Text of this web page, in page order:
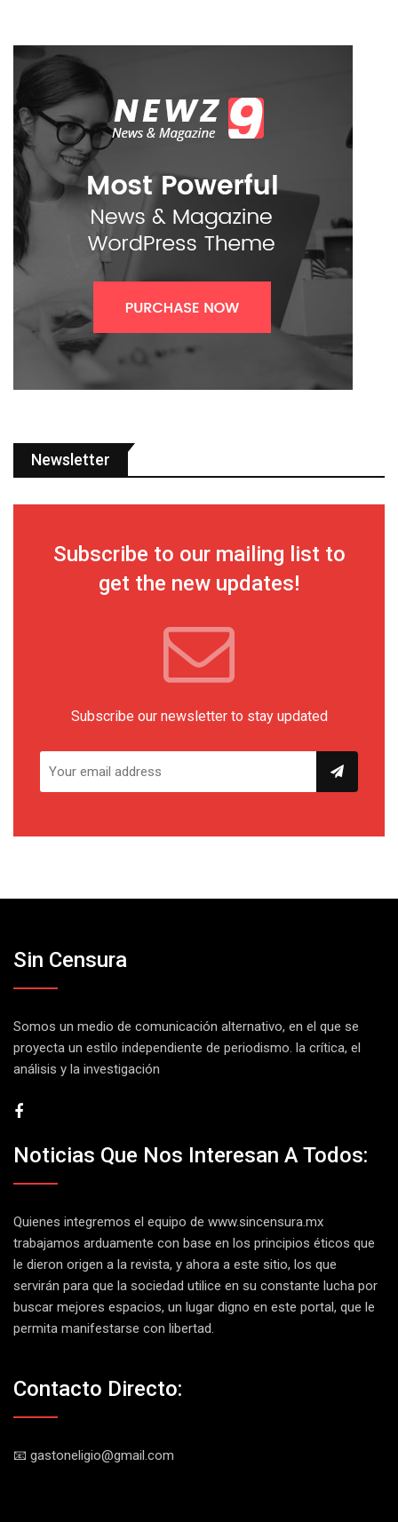
Newsletter
Subscribe to our mailing list to
get the new updates!
Subscribe our newsletter to stay updated
Sin Censura
Somos un medio de comunicación alternativo, en el que se
proyecta un estilo independiente de periodismo. la crítica, el
análisis y la investigación
Noticias Que Nos Interesan A Todos:
Quienes integremos el equipo de www.sincensura.mx
trabajamos arduamente con base en los principios éticos que
le dieron origen a la revista, y ahora a este sitio, los que
servirán para que la sociedad utilice en su constante lucha por
buscar mejores espacios, un lugar digno en este portal, que le
permita manifestarse con libertad.
Contacto Directo:
📧 gastoneligio@gmail.com